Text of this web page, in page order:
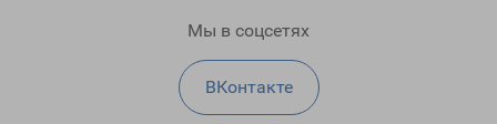
Мы в соцсетях
ВКонтакте